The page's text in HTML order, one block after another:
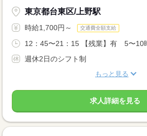
東京都台東区/上野駅
時給1,700円～ 交通費全額支給
12：45〜21：15 【残業】有 5〜10
週休2日のシフト制
もっと見る
求人詳細を見る